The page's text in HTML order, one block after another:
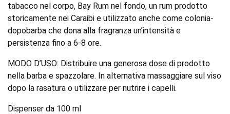
tabacco nel corpo, Bay Rum nel fondo, un rum prodotto
storicamente nei Caraibi e utilizzato anche come colonia-
dopobarba che dona alla fragranza un’intensità e
persistenza fino a 6-8 ore.
MODO D’USO: Distribuire una generosa dose di prodotto
nella barba e spazzolare. In alternativa massaggiare sul viso
dopo la rasatura o utilizzare per nutrire i capelli.
Dispenser da 100 ml